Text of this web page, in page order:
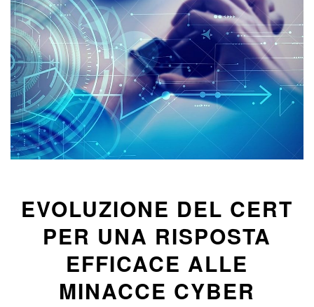
EVOLUZIONE DEL CERT
PER UNA RISPOSTA
EFFICACE ALLE
MINACCE CYBER